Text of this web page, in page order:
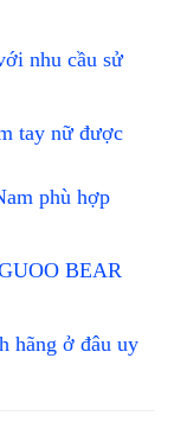
nhu cầu sử
tay nữ được
phù hợp
BEAR
hãng ở đâu uy